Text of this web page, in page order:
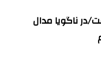
در ناگویا مدال